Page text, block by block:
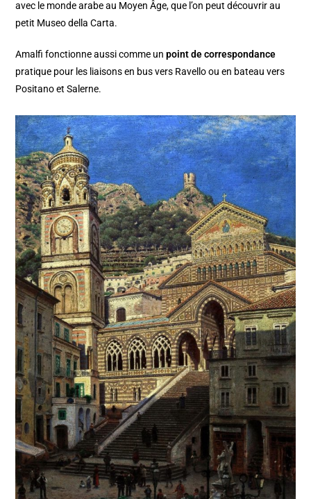
avec le monde arabe au Moyen Âge, que l’on peut découvrir au
petit Museo della Carta.
Amalfi fonctionne aussi comme unpoint de correspondance
pratique pour les liaisons en bus vers Ravello ou en bateau vers
Positano et Salerne.